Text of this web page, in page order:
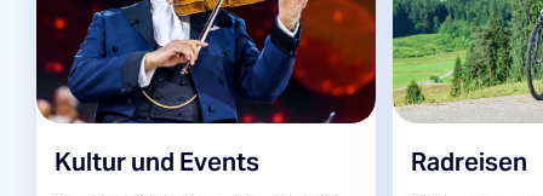
Kultur und Events Radreisen